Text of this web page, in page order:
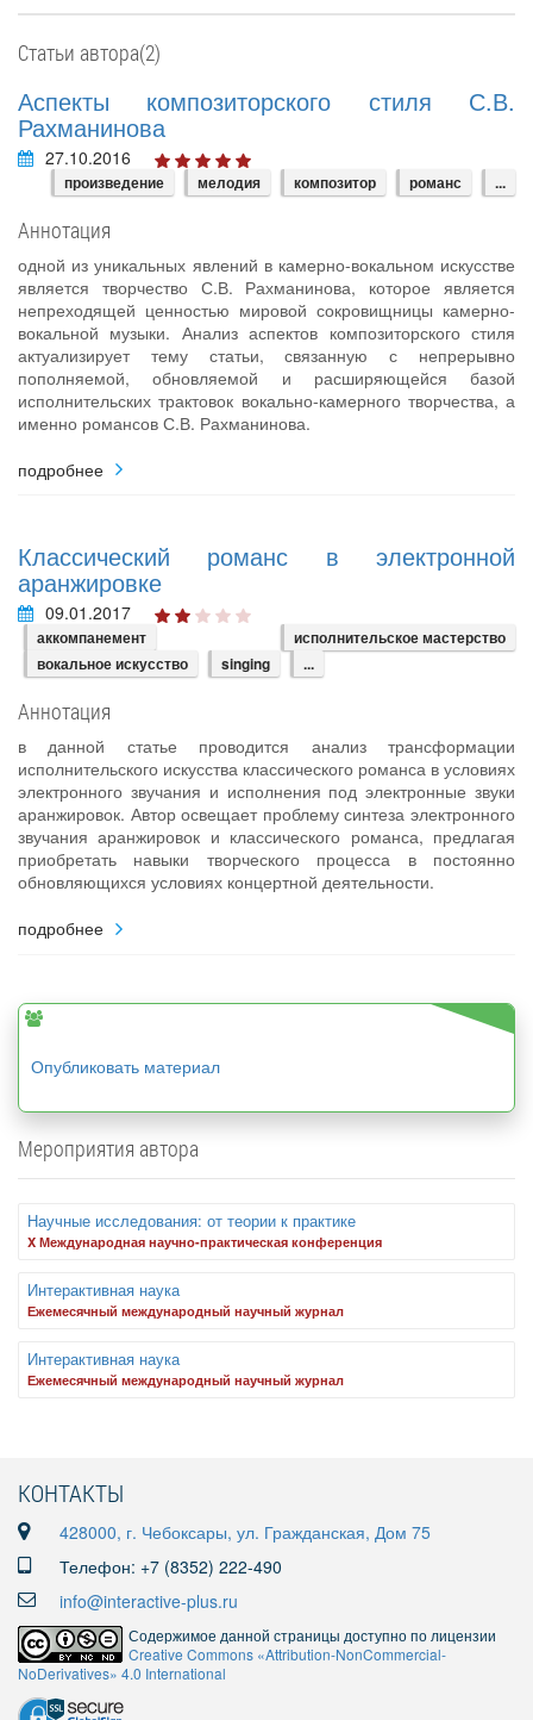
Статьи автора(2)
Аспекты композиторского стиля С.В.
Рахманинова
27.10.2016
произведение мелодия композитор романс ...
Аннотация
одной из уникальных явлений в камерно-вокальном искусстве
является творчество С.В. Рахманинова, которое является
непреходящей ценностью мировой сокровищницы камерно-
вокальной музыки. Анализ аспектов композиторского стиля
актуализирует тему статьи, связанную с непрерывно
пополняемой, обновляемой и расширяющейся базой
исполнительских трактовок вокально-камерного творчества, а
именно романсов С.В. Рахманинова.
подробнее
Классический романс в электронной
аранжировке
09.01.2017
аккомпанемент
исполнительское мастерство
вокальное искусство
singing ...
Аннотация
в данной статье проводится анализ трансформации
исполнительского искусства классического романса в условиях
электронного звучания и исполнения под электронные звуки
аранжировок. Автор освещает проблему синтеза электронного
звучания аранжировок и классического романса, предлагая
приобретать навыки творческого процесса в постоянно
обновляющихся условиях концертной деятельности.
подробнее
Опубликовать материал
Мероприятия автора
Научные исследования: от теории к практике
X Международная научно-практическая конференция
Интерактивная наука
Ежемесячный международный научный журнал
Интерактивная наука
Ежемесячный международный научный журнал
КОНТАКТЫ
428000, г. Чебоксары, ул. Гражданская, Дом 75
Телефон: +7 (8352) 222-490
info@interactive-plus.ru
Содержимое данной страницы доступно по лицензии
Creative Commons «Attribution-NonCommercial-
NoDerivatives» 4.0 International